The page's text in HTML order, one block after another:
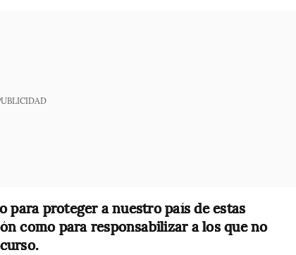
para proteger a nuestro país de estas
como para responsabilizar a los que no